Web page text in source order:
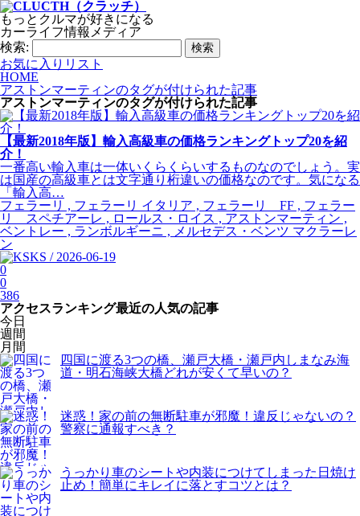
もっとクルマが好きになる
カーライフ情報メディア
検索:
お気に入りリスト
HOME
アストンマーティンのタグが付けられた記事
アストンマーティンのタグが付けられた記事
【最新2018年版】輸入高級車の価格ランキングトップ20を紹
介！
一番高い輸入車は一体いくらくらいするものなのでしょう。実
は国産の高級車とは文字通り桁違いの価格なのです。気になる
「輸入高…
フェラーリ , フェラーリ イタリア , フェラーリ FF , フェラー
リ スペチアーレ , ロールス・ロイス , アストンマーティン ,
ベントレー , ランボルギーニ , メルセデス・ベンツ マクラーレ
ン
KS / 2026-06-19
0
0
386
アクセスランキング最近の人気の記事
今日
週間
月間
四国に渡る3つの橋、瀬戸大橋・瀬戸内しまなみ海
道・明石海峡大橋どれが安くて早いの？
迷惑！家の前の無断駐車が邪魔！違反じゃないの？
警察に通報すべき？
うっかり車のシートや内装につけてしまった日焼け
止め！簡単にキレイに落とすコツとは？